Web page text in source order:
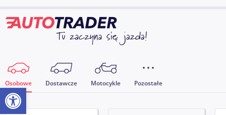
Osobowe Dostawcze Motocykle Pozostałe
Otwórz pasek narzędzi